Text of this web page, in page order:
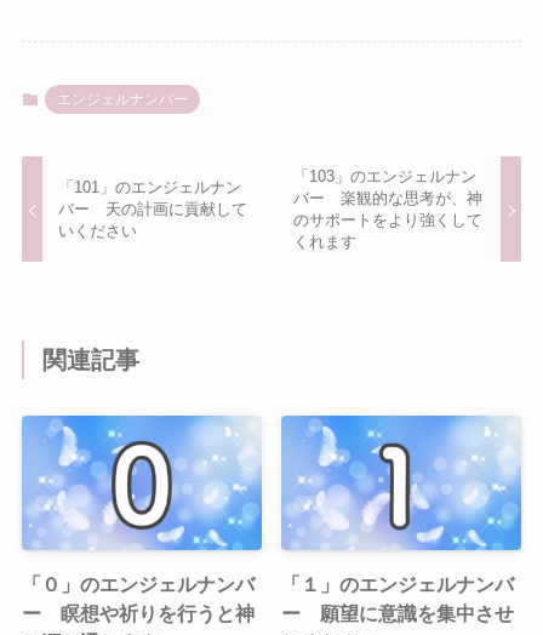
エンジェルナンバー
「101」のエンジェルナン
バー 天の計画に貢献して
いください
「103」のエンジェルナン
バー 楽観的な思考が、神
のサポートをより強くして
くれます
関連記事
「０」のエンジェルナンバ
ー 瞑想や祈りを行うと神
「１」のエンジェルナンバ
ー 願望に意識を集中させ